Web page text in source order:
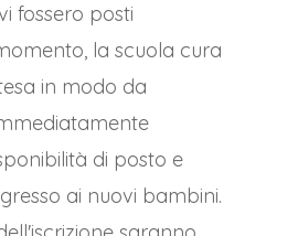
fossero posti
la scuola cura
in modo da
di posto e
ai nuovi bambini.